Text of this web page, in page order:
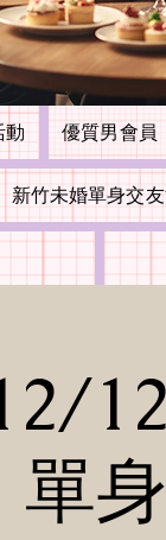
優質男會員
新竹未婚單身交
單